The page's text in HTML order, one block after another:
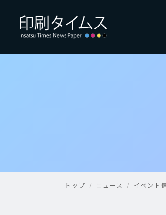
トップ ニュース イベント